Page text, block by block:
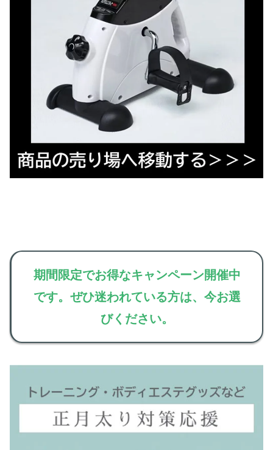
期間限定でお得なキャンペーン開催中
です。ぜひ迷われている方は、今お選
びください。